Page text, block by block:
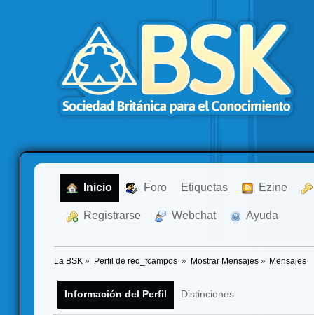
Inicio Foro Etiquetas Ezine
Registrarse Webchat Ayuda
La BSK » Perfil de red_fcampos » Mostrar Mensajes» Mensajes
Información del Perfil Distinciones